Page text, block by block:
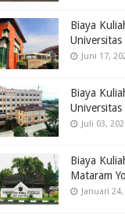
Biaya
Universitas
Juni 17,
Biaya
Juli 03,
Biaya
Mataram
Januari